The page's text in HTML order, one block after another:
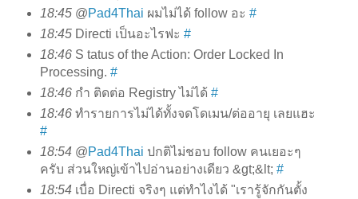
18:45@Pad4Thai ผมไม่ได้ follow อะ #
18:45Directi เป็นอะไรฟะ #
18:46S tatus of the Action: Order Locked In
Processing. #
18:46กำ ติดต่อ Registry ไม่ได้ #
18:46ทำรายการไม่ได้ทั้งจดโดเมน/ต่ออายุ เลยแฮะ
#
18:54@Pad4Thai ปกติไม่ชอบ follow คนเยอะๆ
ครับ ส่วนใหญ่เข้าไปอ่านอย่างเดียว &gt;&lt; #
18:54เบื่อ Directi จริงๆ แต่ทำไงได้ "เรารู้จักกันตั้ง